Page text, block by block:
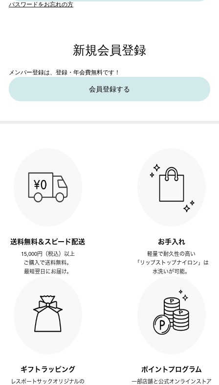
パスワードをお忘れの方
新規会員登録
メンバー登録は、登録・年会費無料です！
会員登録する
送料無料＆スピード配送
15,000円（税込）以上
ご購入で送料無料。
最短翌日にお届け。
お手入れ
軽量で耐久性の高い
「リップストップナイロン」は
水洗いが可能。
ギフトラッピング
レスポートサックオリジナルの
ポイントプログラム
一部店舗と公式オンラインストア